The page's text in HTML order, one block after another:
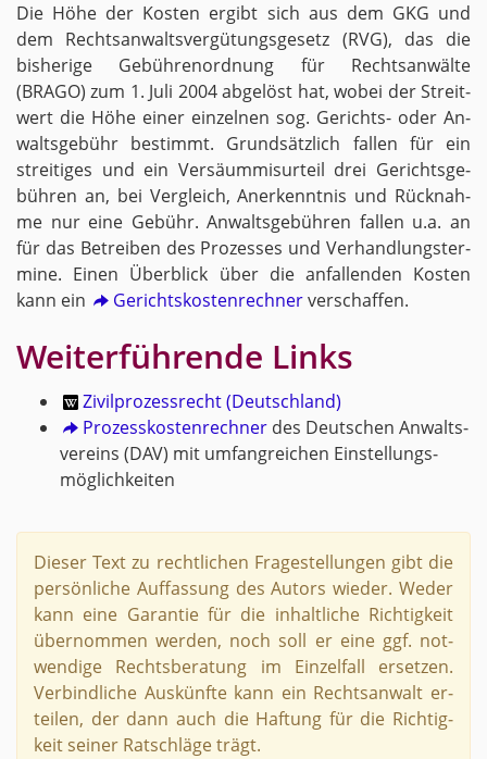
Die Höhe der Kos­ten er­gibt sich aus dem GKG und
dem Rechts­an­walts­ver­gü­tungs­ge­setz (RVG), das die
bis­he­ri­ge Ge­büh­ren­ord­nung für Rechts­an­wäl­te
(BRAGO) zum 1. Juli 2004 ab­ge­löst hat, wobei der Streit­
wert die Höhe einer ein­zel­nen sog. Ge­richts- oder An­
walts­ge­bühr be­stimmt. Grund­sätz­lich fal­len für ein
strei­ti­ges und ein Ver­säum­mi­s­ur­teil drei Ge­richts­ge­
büh­ren an, bei Ver­gleich, An­er­kennt­nis und Rück­nah­
me nur eine Ge­bühr. An­walts­ge­büh­ren fal­len u.a. an
für das Be­trei­ben des Pro­zes­ses und Ver­hand­lungs­ter­
mi­ne. Einen Über­blick über die an­fal­len­den Kos­ten
kann ein
Ge­richts­kos­ten­rech­nerver­schaf­fen.
Wei­ter­füh­ren­de Links
Zi­vil­pro­zess­recht (Deutsch­land)
Pro­zess­kos­ten­rech­ner des Deut­schen An­walts­
ver­eins (DAV) mit um­fang­rei­chen Ein­stel­lungs­
mög­lich­kei­ten
Die­ser Text zu recht­li­chen Fra­ge­stel­lun­gen gibt die
per­sön­li­che Auf­fas­sung des Au­tors wie­der. Weder
kann eine Ga­ran­tie für die in­halt­li­che Rich­tig­keit
über­nom­men wer­den, noch soll er eine ggf. not­
wen­di­ge Rechts­be­ra­tung im Ein­zel­fall er­set­zen.
Ver­bind­li­che Aus­künf­te kann ein Rechts­an­walt er­
tei­len, der dann auch die Haf­tung für die Rich­tig­
keit sei­ner Rat­schlä­ge trägt.